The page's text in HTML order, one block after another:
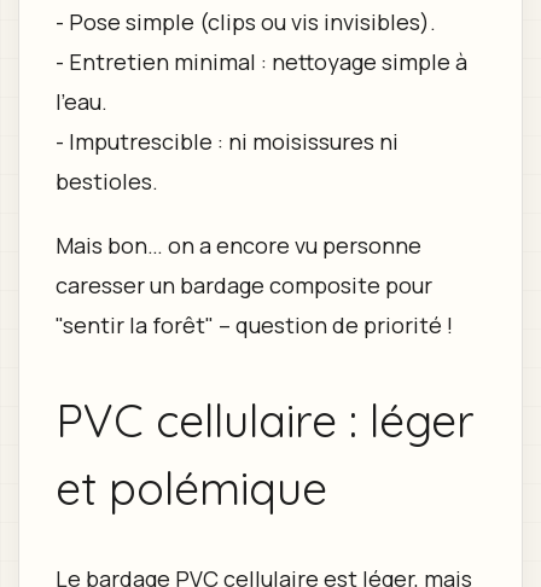
- Pose simple (clips ou vis invisibles).
- Entretien minimal : nettoyage simple à
l’eau.
- Imputrescible : ni moisissures ni
bestioles.
Mais bon… on a encore vu personne
caresser un bardage composite pour
"sentir la forêt" – question de priorité !
PVC cellulaire : léger
et polémique
Le bardage PVC cellulaire est léger, mais